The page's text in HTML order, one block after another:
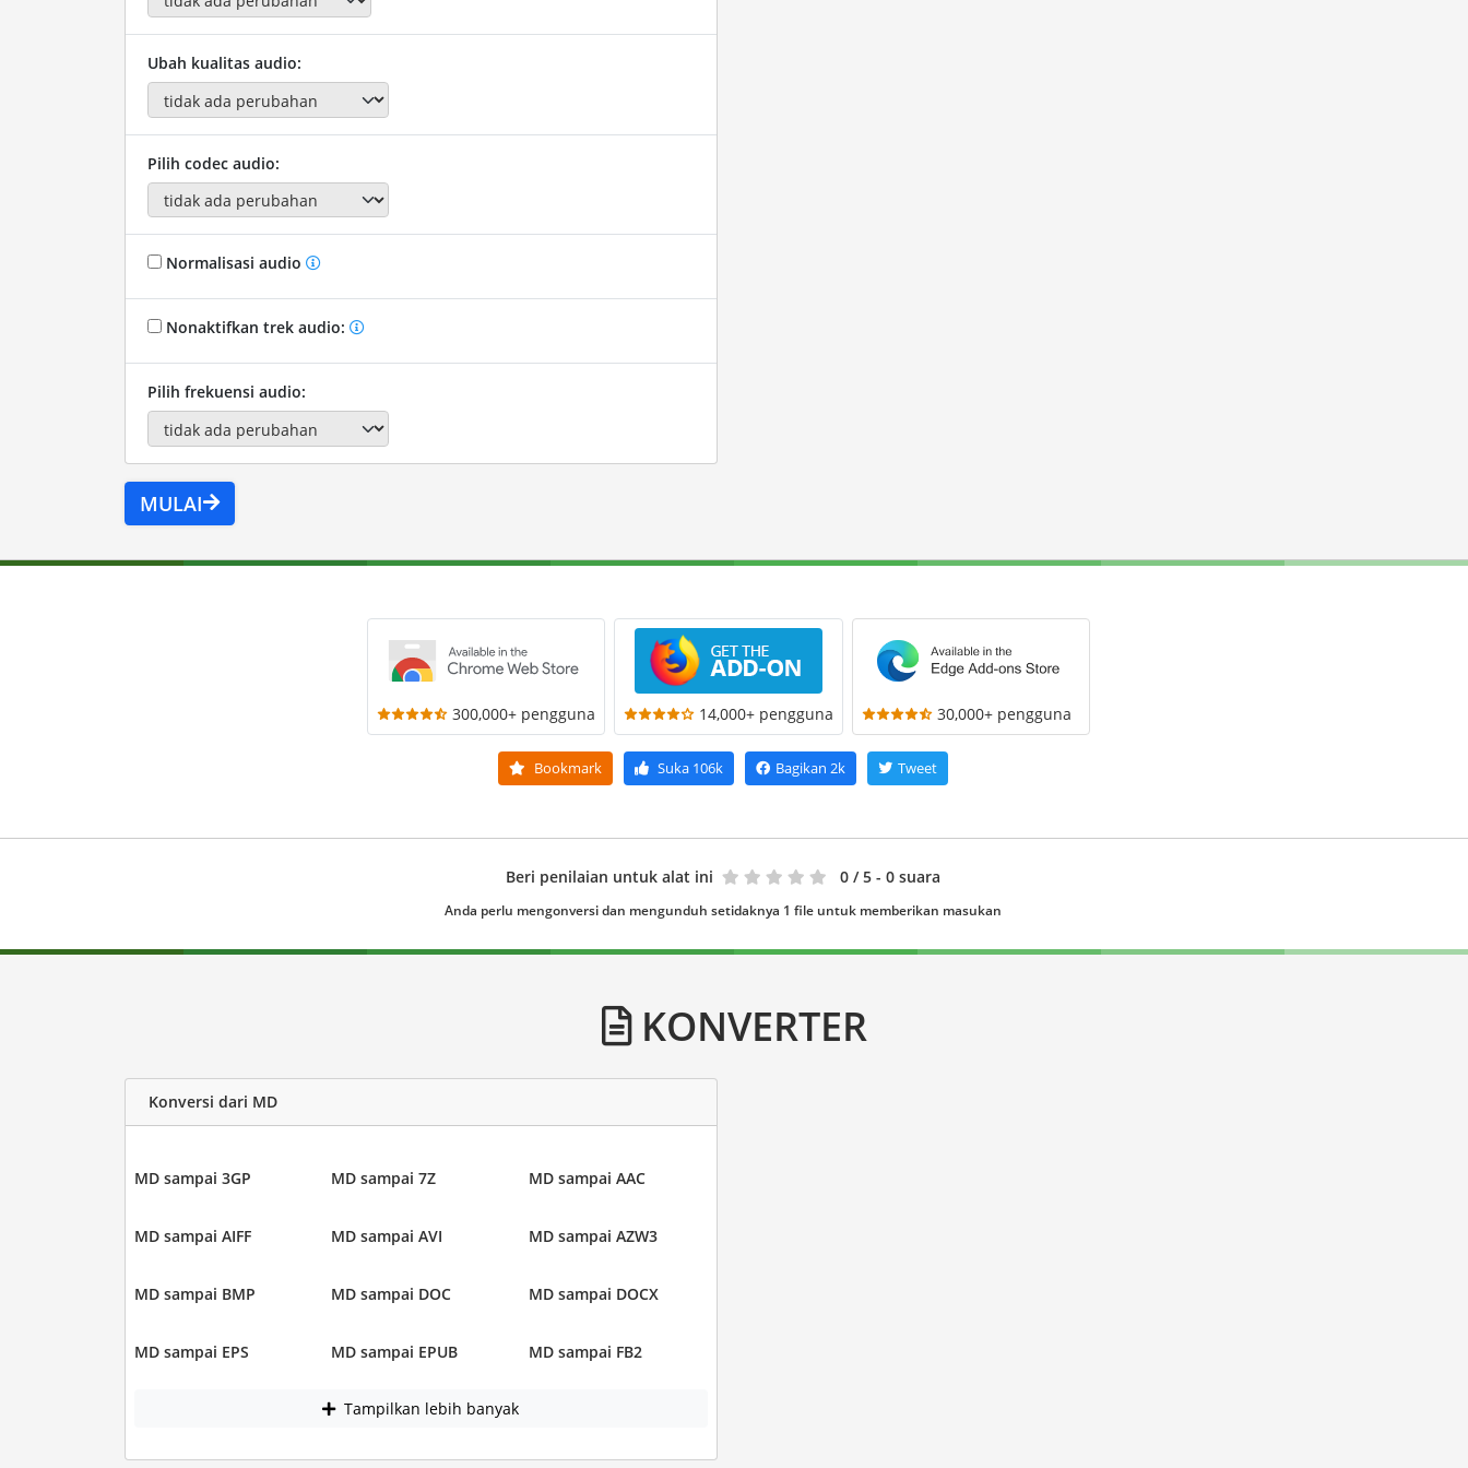
Ubah kualitas audio:
Pilih codec audio:
Normalisasi audio
Nonaktifkan trek audio:
Pilih frekuensi audio:
MULAI
300,000+ pengguna 14,000+ pengguna 30,000+ pengguna
Bookmark Suka 106k Bagikan 2k Tweet
Beri penilaian untuk alat ini 0 / 5 - 0 suara
Anda perlu mengonversi dan mengunduh setidaknya 1 file untuk memberikan masukan
KONVERTER
Konversi dari MD
MD sampai 3GP MD sampai 7Z MD sampai AAC
MD sampai AIFF MD sampai AVI MD sampai AZW3
MD sampai BMP MD sampai DOC MD sampai DOCX
MD sampai EPS MD sampai EPUB MD sampai FB2
Tampilkan lebih banyak